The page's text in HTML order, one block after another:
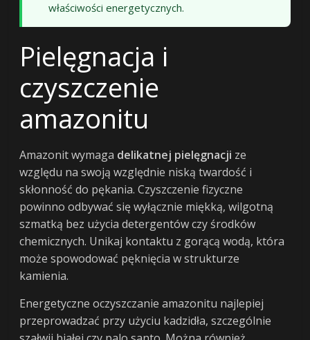
właściwości energetycznych.
Pielęgnacja i
czyszczenie
amazonitu
Amazonit wymaga delikatnej pielęgnacji ze
względu na swoją względnie niską twardość i
skłonność do pękania. Czyszczenie fizyczne
powinno odbywać się wyłącznie miękką, wilgotną
szmatką bez użycia detergentów czy środków
chemicznych. Unikaj kontaktu z gorącą wodą, która
może spowodować pęknięcia w strukturze
kamienia.
Energetyczne oczyszczanie amazonitu najlepiej
przeprowadzać przy użyciu kadzidła, szczególnie